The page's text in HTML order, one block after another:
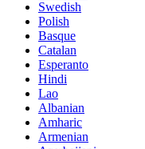
Swedish
Polish
Basque
Catalan
Esperanto
Hindi
Lao
Albanian
Amharic
Armenian